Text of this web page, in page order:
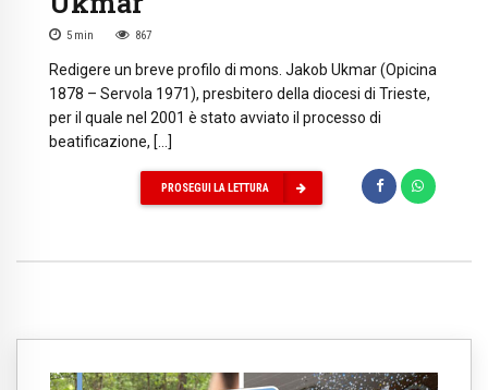
5 min 867
Redigere un breve profilo di mons. Jakob Ukmar (Opicina
1878 – Servola 1971), presbitero della diocesi di Trieste,
per il quale nel 2001 è stato avviato il processo di
beatificazione, […]
PROSEGUI LA LETTURA